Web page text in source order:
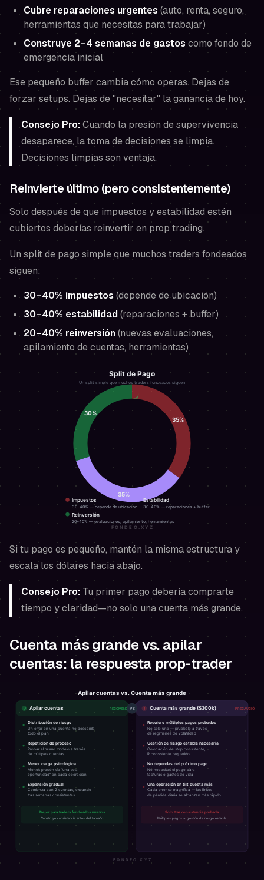
Cubre reparaciones urgentes (auto, renta, seguro,
herramientas que necesitas para trabajar)
Construye 2–4 semanas de gastos como fondo de
emergencia inicial
Ese pequeño buffer cambia cómo operas. Dejas de
forzar setups. Dejas de "necesitar" la ganancia de hoy.
Consejo Pro:Cuando la presión de supervivencia
desaparece, la toma de decisiones se limpia.
Decisiones limpias son ventaja.
Reinvierte último (pero consistentemente)
Solo después de que impuestos y estabilidad estén
cubiertos deberías reinvertir en prop trading.
Un split de pago simple que muchos traders fondeados
siguen:
30–40% impuestos(depende de ubicación)
30–40% estabilidad(reparaciones + buffer)
20–40% reinversión(nuevas evaluaciones,
apilamiento de cuentas, herramientas)
Si tu pago es pequeño, mantén la misma estructura y
escala los dólares hacia abajo.
Consejo Pro: Tu primer pago debería comprarte
tiempo yclaridad—no solo una cuenta más grande.
Cuenta más grande vs. apilar
cuentas: la respuesta prop-trader